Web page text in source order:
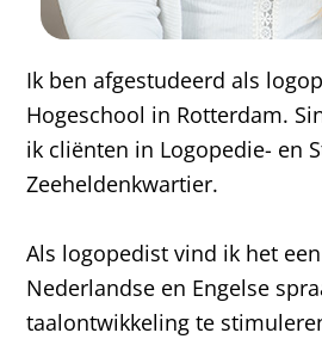
Ik ben afgestudeerd als
Hogeschool in Rotterdam.
ik cliënten in Logopedie- en
Zeeheldenkwartier.
Als logopedist vind ik het
Nederlandse en Engelse
taalontwikkeling te